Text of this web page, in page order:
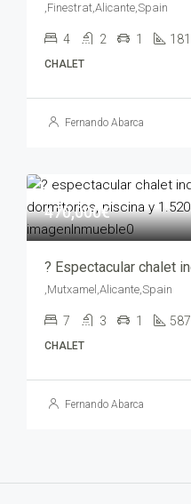
,Finestrat,Alicante,Spain
4 2 1 181
CHALET
Fernando Abarca
470,000€
,Mutxamel,Alicante,Spain
7 3 1 587
CHALET
Fernando Abarca